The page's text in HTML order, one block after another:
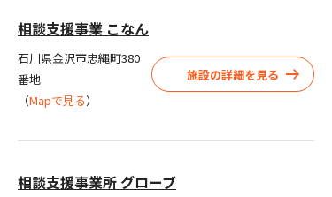
相談支援事業 こなん
石川県金沢市忠縄町380
番地
（Mapで見る）
施設の詳細を見る
相談支援事業所 グローブ